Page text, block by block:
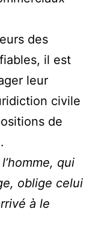
des
il est
leur
civile
de
qui
oblige celui
à le